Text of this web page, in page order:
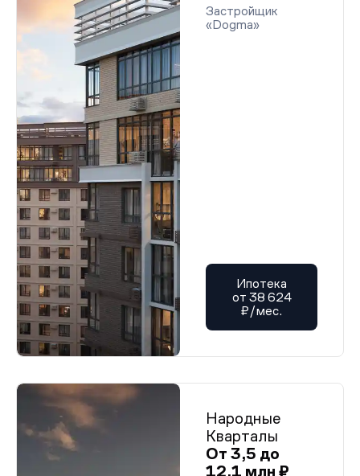
Застройщик
«Dogma»
Ипотека
от 38 624
₽/мес.
Народные
Кварталы
От 3,5 до
12,1 млн ₽